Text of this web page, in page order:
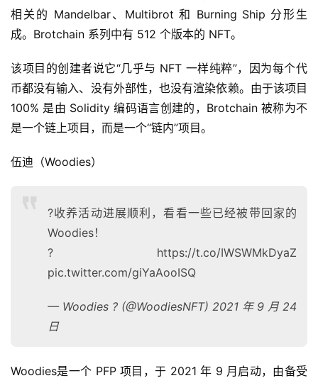
相关的 Mandelbar、Multibrot 和 Burning Ship 分形生
成。Brotchain 系列中有 512 个版本的 NFT。
该项目的创建者说它“几乎与 NFT 一样纯粹”，因为每个代
币都没有输入、没有外部性，也没有渲染依赖。由于该项目
100% 是由 Solidity 编码语言创建的，Brotchain 被称为不
是一个链上项目，而是一个“链内”项目。
伍迪（Woodies）
?收养活动进展顺利，看看一些已经被带回家的
Woodies！
? https://t.co/IWSWMkDyaZ
pic.twitter.com/giYaAooISQ
— Woodies ? (@WoodiesNFT) 2021 年 9 月 24
日
Woodies是一个 PFP 项目，于 2021 年 9 月启动，由备受